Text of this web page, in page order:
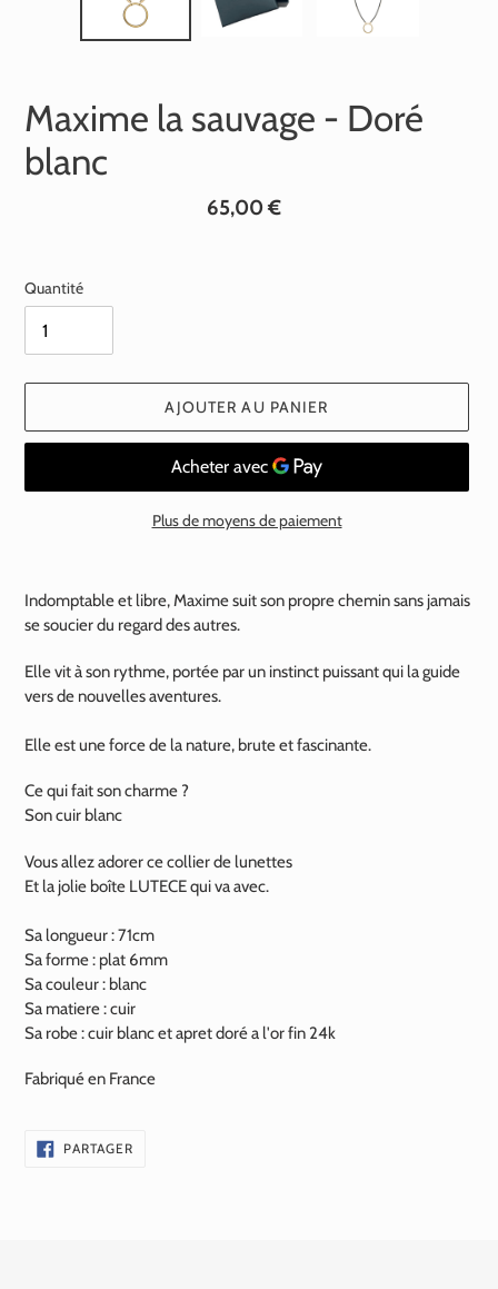
Maxime la sauvage - Doré
blanc
Prix
65,00 €
Quantité
AJOUTER AU PANIER
Plus de moyens de paiement
d'un
produit
votre
panier
Indomptable et libre, Maxime suit son propre chemin sans jamais
se soucier du regard des autres.
Elle vit à son rythme, portée par un instinct puissant qui la guide
vers de nouvelles aventures.
Elle est une force de la nature, brute et fascinante.
Ce qui fait son charme ?
Son cuir blanc
Vous allez adorer ce collier de lunettes
Et la jolie boîte LUTECE qui va avec.
Sa longueur : 71cm
Sa forme : plat 6mm
Sa couleur : blanc
Sa matiere : cuir
Sa robe : cuir blanc et apret doré a l'or fin 24k
Fabriqué en France
PARTAGERPARTAGER
SUR